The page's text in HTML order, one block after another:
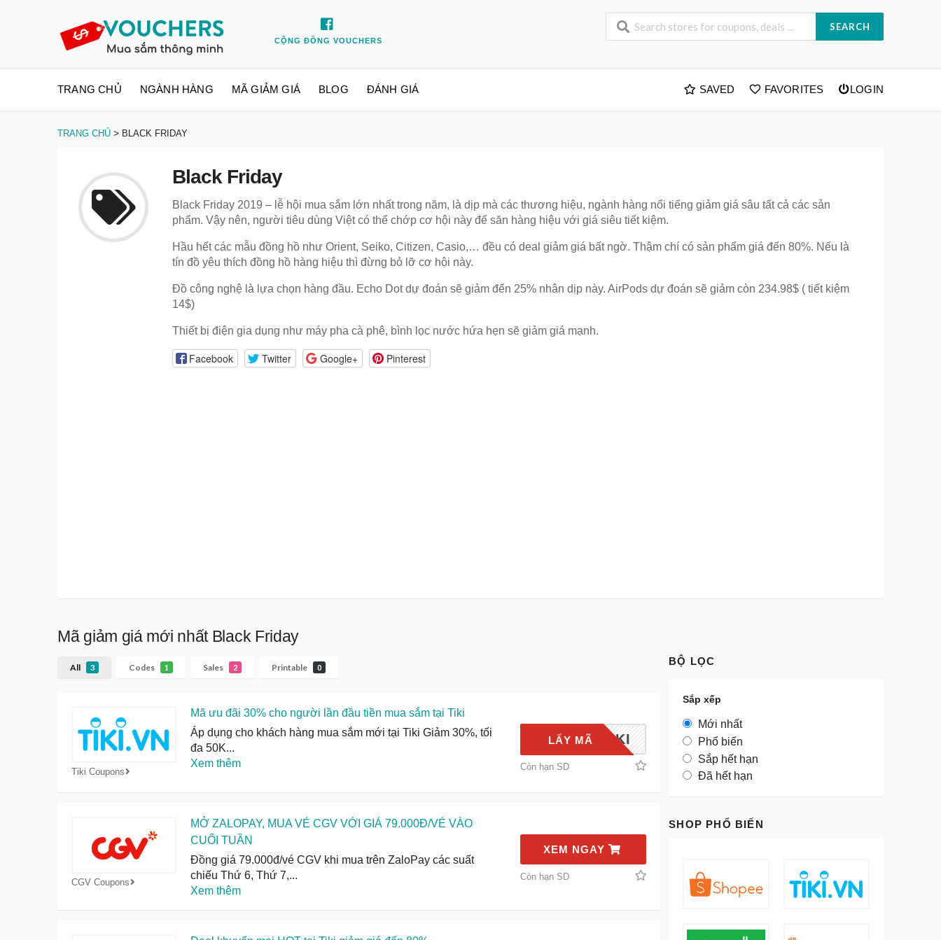
CỘNG ĐỒNG VOUCHERS
SEARCH
to
TRANG CHỦ NGÀNH HÀNG MÃ GIẢM GIÁ BLOG ĐÁNH GIÁ SAVED FAVORITES LOGIN
TRANG CHỦ > BLACK FRIDAY
Black Friday
Black Friday 2019 – lễ hội mua sắm lớn nhất trong năm, là dịp mà các thương hiệu, ngành hàng nổi tiếng giảm giá sâu tất cả các sản
phẩm. Vậy nên, người tiêu dùng Việt có thể chớp cơ hội này để săn hàng hiệu với giá siêu tiết kiệm.
Hầu hết các mẫu đồng hồ như Orient, Seiko, Citizen, Casio,… đều có deal giảm giá bất ngờ. Thậm chí có sản phẩm giá đến 80%. Nếu là
tín đồ yêu thích đồng hồ hàng hiệu thì đừng bỏ lỡ cơ hội này.
Đồ công nghệ là lựa chọn hàng đầu. Echo Dot dự đoán sẽ giảm đến 25% nhân dịp này. AirPods dự đoán sẽ giảm còn 234.98$ ( tiết kiệm
14$)
Thiết bị điện gia dụng như máy pha cà phê, bình lọc nước hứa hẹn sẽ giảm giá mạnh.
Facebook Twitter Google+ Pinterest
Mã giảm giá mới nhất Black Friday
All 3 Codes 1 Sales 2 Printable 0
Tiki Coupons
Mã ưu đãi 30% cho người lần đầu tiền mua sắm tại Tiki
Áp dụng cho khách hàng mua sắm mới tại Tiki Giảm 30%, tối
đa 50K...
Xem thêm
NEWTIKI
LẤY MÃ
Còn hạn SD
CGV Coupons
MỞ ZALOPAY, MUA VÉ CGV VỚI GIÁ 79.000Đ/VÉ VÀO
CUỐI TUẦN
Đồng giá 79.000đ/vé CGV khi mua trên ZaloPay các suất
chiếu Thứ 6, Thứ 7,...
Xem thêm
XEM NGAY
Còn hạn SD
BỘ LỌC
Sắp xếp
Mới nhất
Phổ biến
Sắp hết hạn
Đã hết hạn
SHOP PHỔ BIẾN